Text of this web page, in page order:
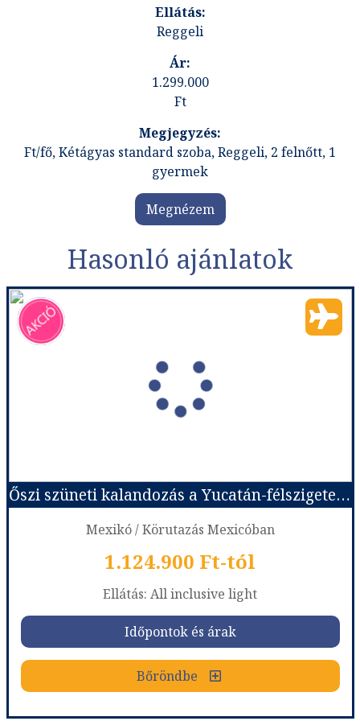
Reggeli
1.299.000
Ft
Ft/fő, Kétágyas standard szoba, Reggeli, 2 felnőtt, 1
gyermek
Megnézem
Hasonló ajánlatok
Őszi szüneti kalandozás a Yucatán-félszigeten tengerparti pihenéssel - csoportos körutazás
Mexikó / Körutazás Mexicóban
1.124.900 Ft-tól
Ellátás: All inclusive light
Időpontok és árak
Bőröndbe